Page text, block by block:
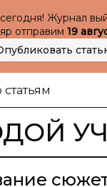
Журнал
отправим 19